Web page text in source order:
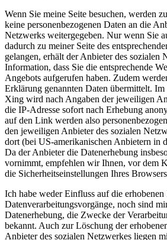
Wenn Sie meine Seite besuchen, werden
keine personenbezogenen Daten an die
Netzwerks weitergegeben. Nur wenn Sie
dadurch zu meiner Seite des
gelangen, erhält der Anbieter des sozialen
Information, dass Sie die entsprechende
Angebots aufgerufen haben. Zudem
Erklärung genannten Daten übermittelt.
Xing wird nach Angaben der jeweiligen
die IP-Adresse sofort nach Erhebung
auf den Link werden also
den jeweiligen Anbieter des sozialen
dort (bei US-amerikanischen Anbietern in
Da der Anbieter die Datenerhebung
vornimmt, empfehlen wir Ihnen, vor dem
die Sicherheitseinstellungen Ihres
Ich habe weder Einfluss auf die erhobenen
Datenverarbeitungsvorgänge, noch sind
Datenerhebung, die Zwecke der
bekannt. Auch zur Löschung der
Anbieter des sozialen Netzwerkes liegen